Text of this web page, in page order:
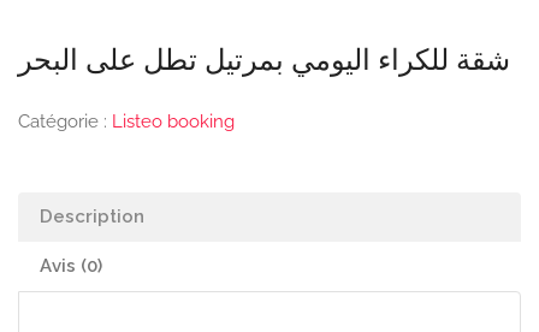
شقة للكراء اليومي بمرتيل تطل على البحر
Catégorie : Listeo booking
Description
Avis (0)